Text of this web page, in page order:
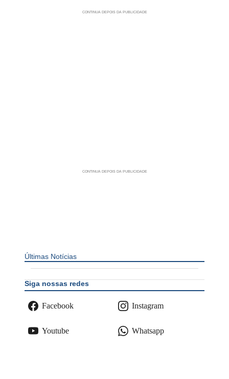
Últimas Notícias
Siga nossas redes
Facebook Instagram
Youtube Whatsapp